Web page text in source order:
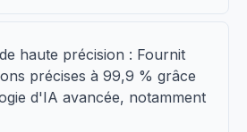
haute précision : Fournit
précises à 99,9 % grâce
d'IA avancée, notamment